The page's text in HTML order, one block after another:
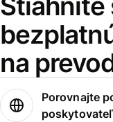
na
Porovnajte